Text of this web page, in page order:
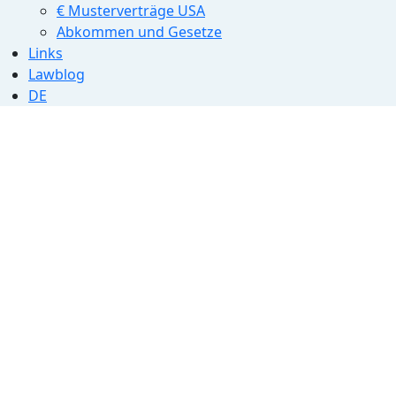
€ Musterverträge USA
Abkommen und Gesetze
Links
Lawblog
DE